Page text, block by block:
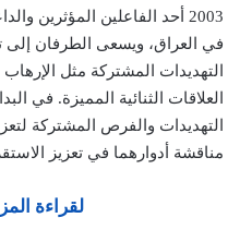
2003 أحد الفاعلين المؤثرين
في العراق، ويسعى الطرفان إلى
التهديدات المشتركة مثل
العلاقات الثنائية المميزة. في
التهديدات والفرص المشتركة
مناقشة أدوارهما في تعزيز
لقراءة